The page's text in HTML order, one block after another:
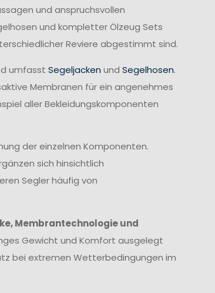
und anspruchsvollen
und kompletter Ölzeug Sets
Reviere abgestimmt sind.
umfasst Segeljacken und Segelhosen.
Membranen für ein angenehmes
aller Bekleidungskomponenten
der einzelnen Komponenten.
sich hinsichtlich
Segler häufig von
Membrantechnologie und
Gewicht und Komfort ausgelegt
bei extremen Wetterbedingungen im